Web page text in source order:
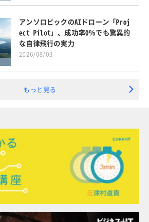
アンソロピックのAIドローン「Proj
ect Pilot」、成功率0％でも驚異的
な自律飛行の実力
2026/08/03
もっと見る